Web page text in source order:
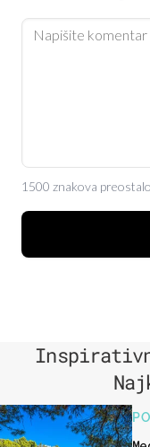
1500 znakova preostalo